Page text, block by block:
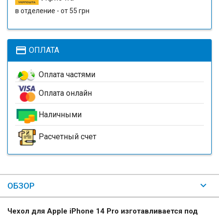
в отделение - от 55 грн
payment ОПЛАТА
Оплата частями
Оплата онлайн
Наличными
Расчетный счет
ОБЗОР
Чехол для Apple iPhone 14 Pro изготавливается под